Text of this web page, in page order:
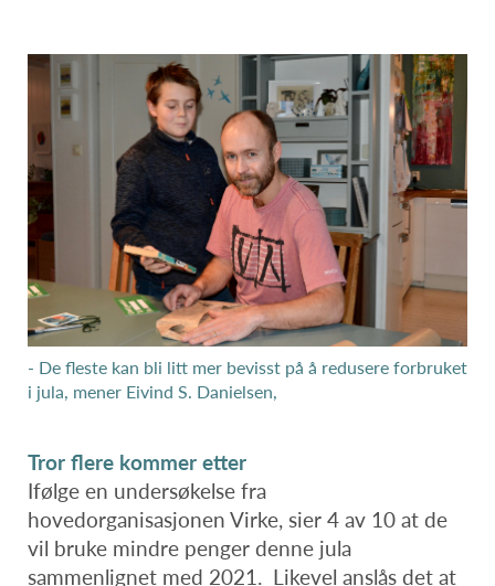
- De fleste kan bli litt mer bevisst på å redusere forbruket
i jula, mener Eivind S. Danielsen,
Tror flere kommer etter
Ifølge en undersøkelse fra
hovedorganisasjonen Virke, sier 4 av 10 at de
vil bruke mindre penger denne jula
sammenlignet med 2021. Likevel anslås det at